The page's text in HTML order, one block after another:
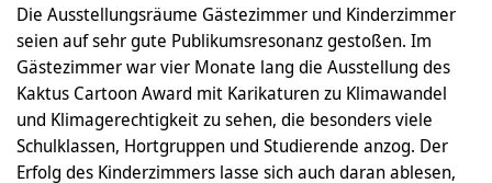
Die Ausstellungsräume Gästezimmer und Kinderzimmer
seien auf sehr gute Publikumsresonanz gestoßen. Im
Gästezimmer war vier Monate lang die Ausstellung des
Kaktus Cartoon Award mit Karikaturen zu Klimawandel
und Klimagerechtigkeit zu sehen, die besonders viele
Schulklassen, Hortgruppen und Studierende anzog. Der
Erfolg des Kinderzimmers lasse sich auch daran ablesen,